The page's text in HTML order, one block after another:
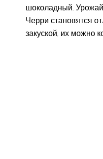
шоколадный.
Черри становятся
закуской, их можно